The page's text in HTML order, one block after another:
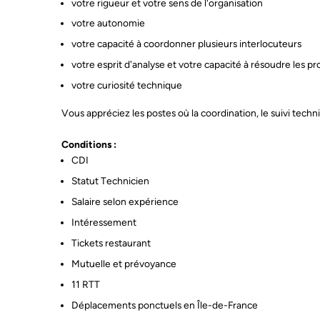
votre rigueur et votre sens de l'organisation
votre autonomie
votre capacité à coordonner plusieurs interlocuteurs
votre esprit d'analyse et votre capacité à résoudre les
votre curiosité technique
Vous appréciez les postes où la coordination, le suivi
Conditions :
CDI
Statut Technicien
Salaire selon expérience
Intéressement
Tickets restaurant
Mutuelle et prévoyance
11 RTT
Déplacements ponctuels en Île-de-France